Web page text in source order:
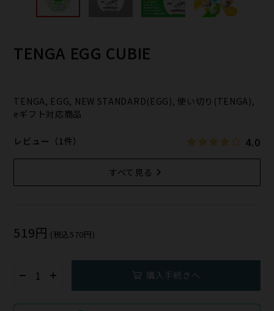
TENGA EGG CUBIE
TENGA, EGG, NEW STANDARD(EGG), 使い切り(TENGA),
eギフト対応商品
レビュー（1件） 4.0
すべて見る
519円 (税込570円)
購入手続きへ